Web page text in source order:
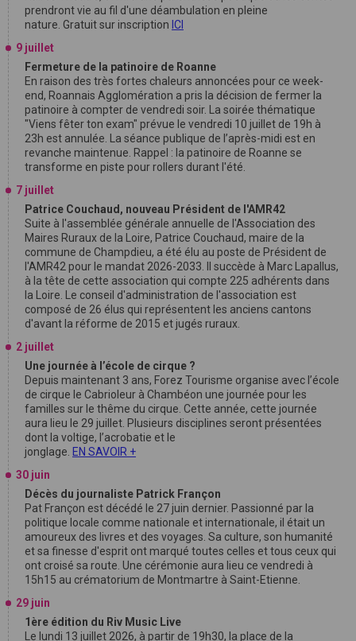
prendront vie au fil d'une déambulation en pleine
nature. Gratuit sur inscription ICI
9 juillet
Fermeture de la patinoire de Roanne
En raison des très fortes chaleurs annoncées pour ce week-
end, Roannais Agglomération a pris la décision de fermer la
patinoire à compter de vendredi soir. La soirée thématique
"Viens fêter ton exam" prévue le vendredi 10 juillet de 19h à
23h est annulée. La séance publique de l’après-midi est en
revanche maintenue. Rappel : la patinoire de Roanne se
transforme en piste pour rollers durant l'été.
7 juillet
Patrice Couchaud, nouveau Président de l'AMR42
Suite à l'assemblée générale annuelle de l'Association des
Maires Ruraux de la Loire, Patrice Couchaud, maire de la
commune de Champdieu, a été élu au poste de Président de
l'AMR42 pour le mandat 2026-2033. Il succède à Marc Lapallus,
à la tête de cette association qui compte 225 adhérents dans
la Loire. Le conseil d'administration de l'association est
composé de 26 élus qui représentent les anciens cantons
d'avant la réforme de 2015 et jugés ruraux.
2 juillet
Une journée à l’école de cirque ?
Depuis maintenant 3 ans, Forez Tourisme organise avec l’école
de cirque le Cabrioleur à Chambéon une journée pour les
familles sur le thême du cirque. Cette année, cette journée
aura lieu le 29 juillet. Plusieurs disciplines seront présentées
dont la voltige, l’acrobatie et le
jonglage. EN SAVOIR +
30 juin
Décès du journaliste Patrick Françon
Pat Françon est décédé le 27 juin dernier. Passionné par la
politique locale comme nationale et internationale, il était un
amoureux des livres et des voyages. Sa culture, son humanité
et sa finesse d'esprit ont marqué toutes celles et tous ceux qui
ont croisé sa route. Une cérémonie aura lieu ce vendredi à
15h15 au crématorium de Montmartre à Saint-Etienne.
29 juin
1ère édition du Riv Music Live
Le lundi 13 juillet 2026, à partir de 19h30, la place de la